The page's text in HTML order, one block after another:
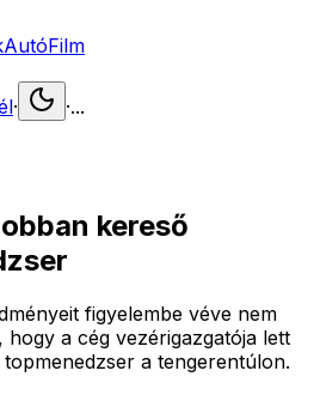
AutóFilm
· ·...
kereső
figyelembe véve nem
a cég vezérigazgatója lett
a tengerentúlon.